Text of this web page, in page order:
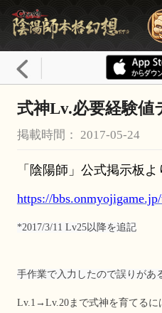
式神Lv.必要経験値
掲載時間： 2017-05-24
「陰陽師」公式掲示板よ
https://
*2017/3/11 Lv25以降を追記
手作業で入力したので誤りがあ
Lv.1→Lv.20まで式神を育てるに